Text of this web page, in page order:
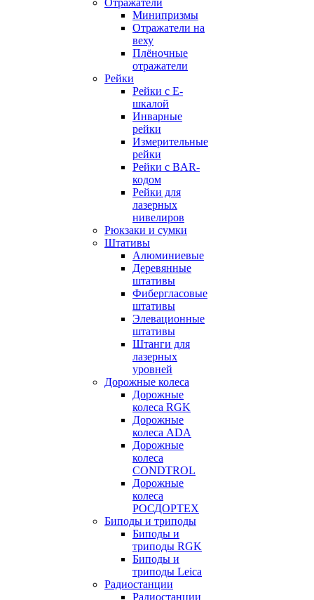
Отражатели
Минипризмы
Отражатели на
веху
Плёночные
отражатели
Рейки
Рейки с E-
шкалой
Инварные
рейки
Измерительные
рейки
Рейки с BAR-
кодом
Рейки для
лазерных
нивелиров
Рюкзаки и сумки
Штативы
Алюминиевые
Деревянные
штативы
Фибергласовые
штативы
Элевационные
штативы
Штанги для
лазерных
уровней
Дорожные колеса
Дорожные
колеса RGK
Дорожные
колеса ADA
Дорожные
колеса
CONDTROL
Дорожные
колеса
РОСДОРТЕХ
Биподы и триподы
Биподы и
триподы RGK
Биподы и
триподы Leica
Радиостанции
Радиостанции